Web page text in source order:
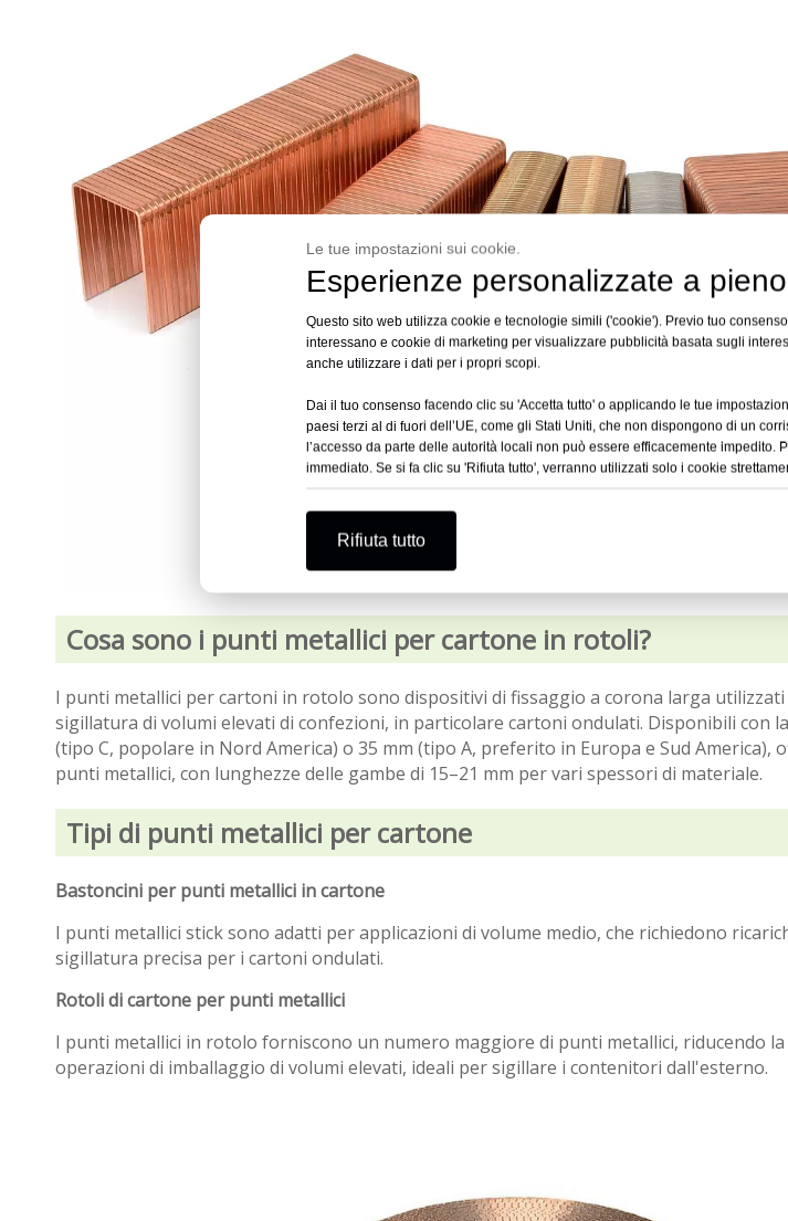
Cosa sono i punti metallici per cartone in rotoli?
I punti metallici per cartoni in rotolo sono dispositivi di fissaggio a corona larga
sigillatura di volumi elevati di confezioni, in particolare cartoni ondulati. Disponibili con
(tipo C, popolare in Nord America) o 35 mm (tipo A, preferito in Europa e Sud
punti metallici, con lunghezze delle gambe di 15–21 mm per vari spessori di materiale.
Tipi di punti metallici per cartone
Bastoncini per punti metallici in cartone
I punti metallici stick sono adatti per applicazioni di volume medio, che richiedono
sigillatura precisa per i cartoni ondulati.
Rotoli di cartone per punti metallici
I punti metallici in rotolo forniscono un numero maggiore di punti metallici, riducendo
operazioni di imballaggio di volumi elevati, ideali per sigillare i contenitori dall'esterno.
Le tue impostazioni sui cookie.
Esperienze personalizzate a
Questo sito web utilizza cookie e tecnologie simili ('cookie'). Previo tuo
interessano e cookie di marketing per visualizzare pubblicità basata sugli
anche utilizzare i dati per i propri scopi.
Dai il tuo consenso facendo clic su 'Accetta tutto' o applicando le tue
paesi terzi al di fuori dell’UE, come gli Stati Uniti, che non dispongono di un
l’accesso da parte delle autorità locali non può essere efficacemente
immediato. Se si fa clic su 'Rifiuta tutto', verranno utilizzati solo i cookie
Rifiuta tutto